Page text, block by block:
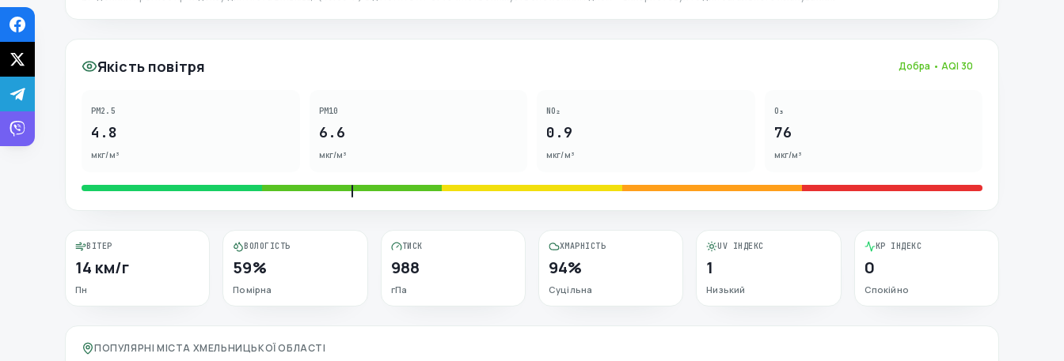
Якість повітря Добра • AQI 30
PM2.5
4.8
мкг/м³
PM10
6.6
мкг/м³
NO₂
0.9
мкг/м³
O₃
76
мкг/м³
ВІТЕР
14 км/г
Пн
ВОЛОГІСТЬ
59%
Помірна
ТИСК
988
гПа
ХМАРНІСТЬ
94%
Суцільна
UV ІНДЕКС
1
Низький
KP ІНДЕКС
0
Спокійно
ПОПУЛЯРНІ МІСТА ХМЕЛЬНИЦЬКОЇ ОБЛАСТІ